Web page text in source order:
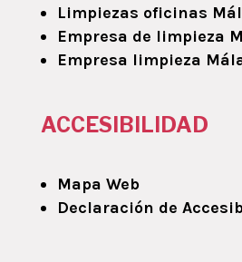
Limpiezas oficinas
Empresa de limpieza
Empresa limpieza
ACCESIBILIDAD
Mapa Web
Declaración de